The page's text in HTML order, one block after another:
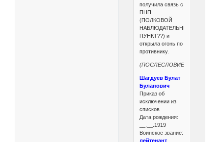
получила связь с
ПНП
(ПОЛКОВОЙ
НАБЛЮДАТЕЛЬНЫЙ
ПУНКТ??) и
открыла огонь по
противнику.
(ПОСЛЕСЛОВИЕ).
Шагдуев Булат
Буланович
Приказ об
исключении из
списков
Дата рождения:
__.__.1919
Воинское звание:
лейтенант